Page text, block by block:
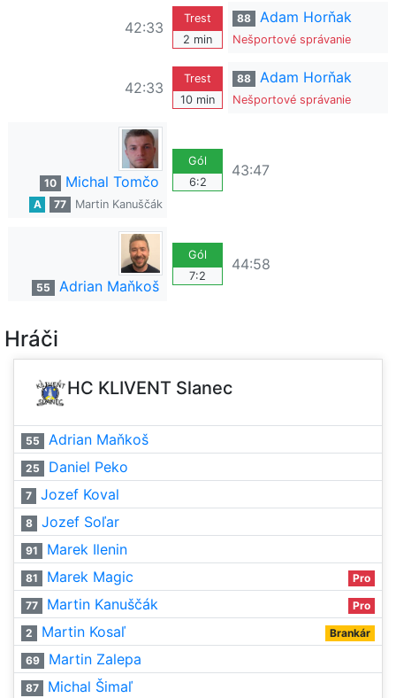
42:33
Trest
2 min
88 Adam Horňak
Nešportové správanie
42:33
Trest
10 min
88 Adam Horňak
Nešportové správanie
10 Michal Tomčo
A 77 Martin Kanuščák
Gól
6:2
43:47
55 Adrian Maňkoš
Gól
7:2
44:58
Hráči
HC KLIVENT Slanec
55 Adrian Maňkoš
25 Daniel Peko
7 Jozef Koval
8 Jozef Soľar
91 Marek Ilenin
81 Marek Magic Pro
77 Martin Kanuščák Pro
2 Martin Kosaľ Brankár
69 Martin Zalepa
87 Michal Šimaľ